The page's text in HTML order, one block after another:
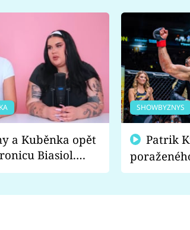
a Kuběnka opět
Biasiol.
nich falešná a
SHOWBYZNYS
fanoušci